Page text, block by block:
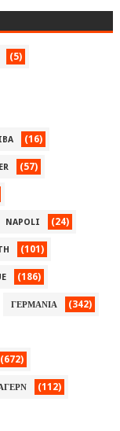
(5)
(16)
(57)
NAPOLI (24)
(101)
(186)
ΓΕΡΜΑΝΙΑ (342)
(672)
(112)